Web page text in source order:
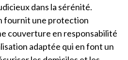
dans la sérénité.
fournit une protection
couverture en responsabilité
adaptée qui en font un